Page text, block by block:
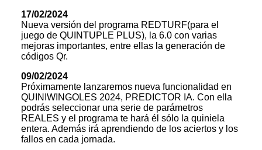
17/02/2024
Nueva versión del programa REDTURF(para el
juego de QUINTUPLE PLUS), la 6.0 con varias
mejoras importantes, entre ellas la generación de
códigos Qr.
09/02/2024
Próximamente lanzaremos nueva funcionalidad en
QUINIWINGOLES 2024, PREDICTOR IA. Con ella
podrás seleccionar una serie de parámetros
REALES y el programa te hará él sólo la quiniela
entera. Además irá aprendiendo de los aciertos y los
fallos en cada jornada.